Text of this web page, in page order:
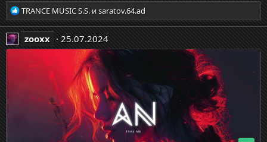
Р
е
а
к
ц
TRANCE MUSIC S.S. иsaratov.64.ad
zooxx 25.07.2024